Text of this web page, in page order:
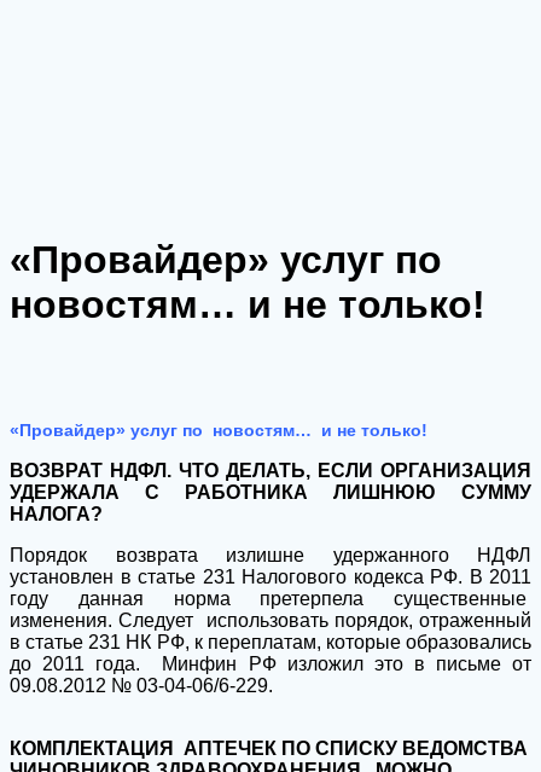
«Провайдер» услуг по
новостям… и не только!
«Провайдер» услуг по новостям… и не только!
ВОЗВРАТ НДФЛ. ЧТО ДЕЛАТЬ, ЕСЛИ ОРГАНИЗАЦИЯ
УДЕРЖАЛА С РАБОТНИКА ЛИШНЮЮ СУММУ
НАЛОГА?
Порядок возврата излишне удержанного НДФЛ
установлен в статье 231 Налогового кодекса РФ. В 2011
году данная норма претерпела существенные
изменения. Следует использовать порядок, отраженный
в статье 231 НК РФ, к переплатам, которые образовались
до 2011 года. Минфин РФ изложил это в письме от
09.08.2012 № 03-04-06/6-229.
КОМПЛЕКТАЦИЯ АПТЕЧЕК ПО СПИСКУ ВЕДОМСТВА